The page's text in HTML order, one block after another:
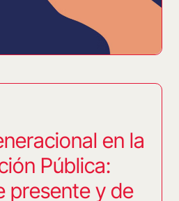
en la
Pública:
presente y de